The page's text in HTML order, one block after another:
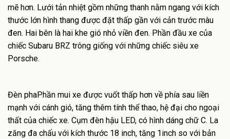
mẽ hơn. Lưới tản nhiệt gồm những thanh nằm ngang với kích
thước lớn hình thang được đặt thấp gần với cản trước màu
đen. Hai bên là hai khe gió nhỏ viền đen. Phần đầu xe của
chiếc Subaru BRZ trông giống với những chiếc siêu xe
Porsche.
Đèn phaPhần mui xe được vuốt thấp hơn về phía sau liền
mạnh với cánh gió, tăng thêm tính thể thao, hệ đại cho ngoại
thất của chiếc xe. Cụm đèn hậu LED, có hình dáng chữ C. La
zăng đa chấu với kích thước 18 inch, tăng 1inch so với bản